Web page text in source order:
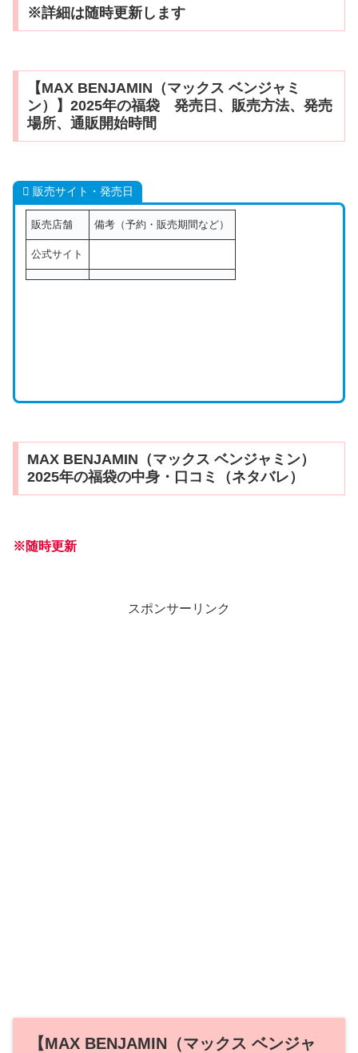
※詳細は随時更新します
【MAX BENJAMIN（マックス ベンジャミ
ン）】2025年の福袋 発売日、販売方法、発売
場所、通販開始時間
販売サイト・発売日
販売店舗 備考（予約・販売期間など）
公式サイト
MAX BENJAMIN（マックス ベンジャミン）
2025年の福袋の中身・口コミ（ネタバレ）
※随時更新
スポンサーリンク
【MAX BENJAMIN（マックス ベンジャ